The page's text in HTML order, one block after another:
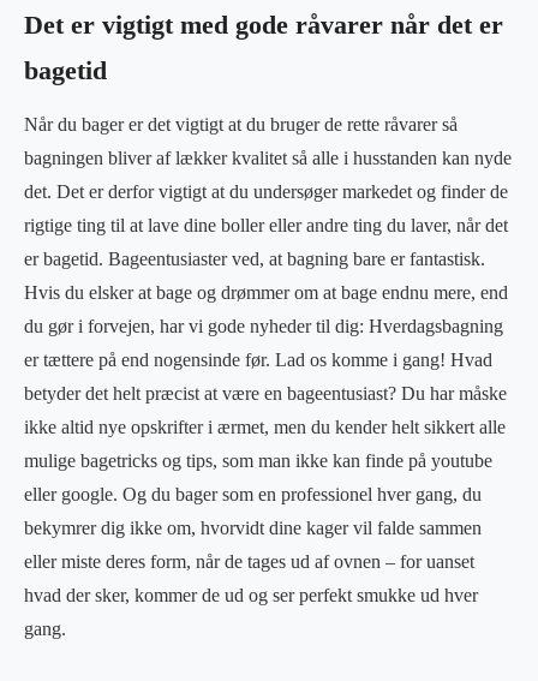
Det er vigtigt med gode råvarer når det er
bagetid
Når du bager er det vigtigt at du bruger de rette råvarer så
bagningen bliver af lækker kvalitet så alle i husstanden kan nyde
det. Det er derfor vigtigt at du undersøger markedet og finder de
rigtige ting til at lave dine boller eller andre ting du laver, når det
er bagetid. Bageentusiaster ved, at bagning bare er fantastisk.
Hvis du elsker at bage og drømmer om at bage endnu mere, end
du gør i forvejen, har vi gode nyheder til dig: Hverdagsbagning
er tættere på end nogensinde før. Lad os komme i gang! Hvad
betyder det helt præcist at være en bageentusiast? Du har måske
ikke altid nye opskrifter i ærmet, men du kender helt sikkert alle
mulige bagetricks og tips, som man ikke kan finde på youtube
eller google. Og du bager som en professionel hver gang, du
bekymrer dig ikke om, hvorvidt dine kager vil falde sammen
eller miste deres form, når de tages ud af ovnen – for uanset
hvad der sker, kommer de ud og ser perfekt smukke ud hver
gang.